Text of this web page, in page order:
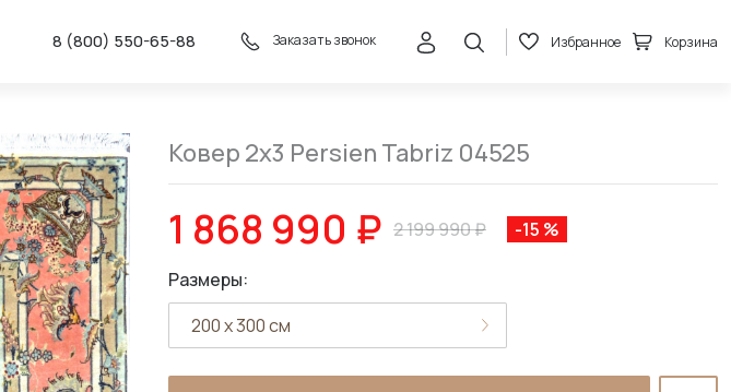
8 (800) 550-65-88 Заказать звонок Избранное Корзина
Ковер 2x3 Persien Tabriz 04525
1 868 990 ₽ 2 199 990 ₽ -15 %
Размеры: